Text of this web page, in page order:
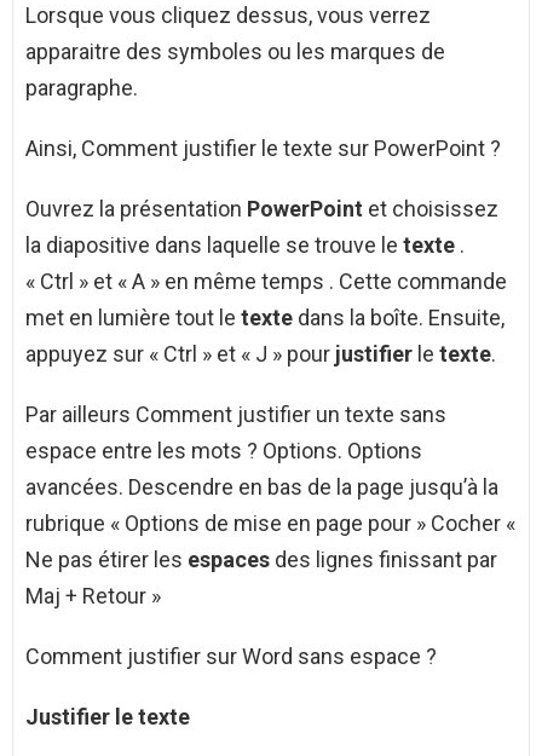
Lorsque vous cliquez dessus, vous verrez
apparaitre des symboles ou les marques de
paragraphe.
Ainsi, Comment justifier le texte sur PowerPoint ?
Ouvrez la présentation PowerPoint et choisissez
la diapositive dans laquelle se trouve le texte .
« Ctrl » et « A » en même temps . Cette commande
met en lumière tout le texte dans la boîte. Ensuite,
appuyez sur « Ctrl » et « J » pour justifier le texte.
Par ailleurs Comment justifier un texte sans
espace entre les mots ? Options. Options
avancées. Descendre en bas de la page jusqu’à la
rubrique « Options de mise en page pour » Cocher «
Ne pas étirer les espaces des lignes finissant par
Maj + Retour »
Comment justifier sur Word sans espace ?
Justifier le texte